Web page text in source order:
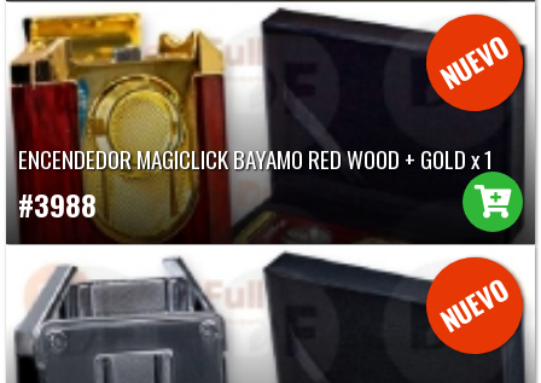
ENCENDEDOR MAGICLICK BAYAMO RED WOOD + GOLD x 1
#3988